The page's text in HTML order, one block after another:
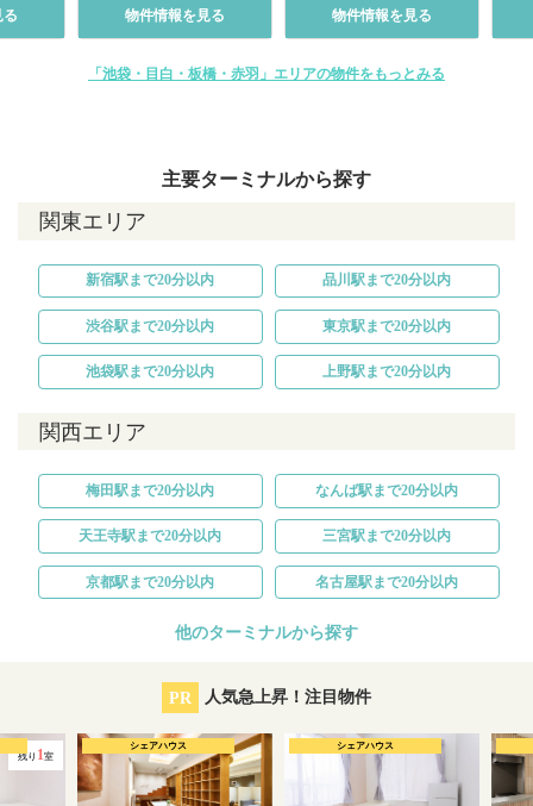
る 物件情報を見る 物件情報を見る
「池袋・目白・板橋・赤羽」エリアの物件をもっとみる
主要ターミナルから探す
関東エリア
新宿駅まで20分以内 品川駅まで20分以内
渋谷駅まで20分以内 東京駅まで20分以内
池袋駅まで20分以内 上野駅まで20分以内
関西エリア
梅田駅まで20分以内 なんば駅まで20分以内
天王寺駅まで20分以内 三宮駅まで20分以内
京都駅まで20分以内 名古屋駅まで20分以内
他のターミナルから探す
PR 人気急上昇！注目物件
残り 1室
シェアハウス シェアハウス